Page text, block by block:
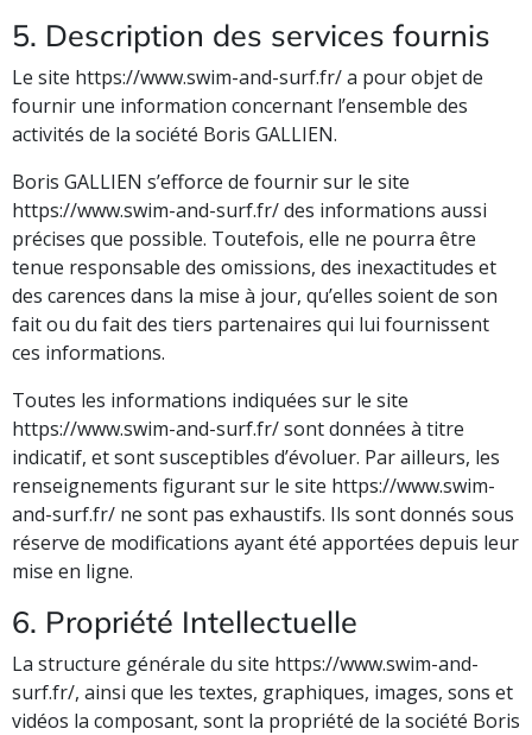
5. Description des services fournis
Le site https://www.swim-and-surf.fr/ a pour objet de
fournir une information concernant l’ensemble des
activités de la société Boris GALLIEN.
Boris GALLIEN s’efforce de fournir sur le site
https://www.swim-and-surf.fr/ des informations aussi
précises que possible. Toutefois, elle ne pourra être
tenue responsable des omissions, des inexactitudes et
des carences dans la mise à jour, qu’elles soient de son
fait ou du fait des tiers partenaires qui lui fournissent
ces informations.
Toutes les informations indiquées sur le site
https://www.swim-and-surf.fr/ sont données à titre
indicatif, et sont susceptibles d’évoluer. Par ailleurs, les
renseignements figurant sur le site https://www.swim-
and-surf.fr/ ne sont pas exhaustifs. Ils sont donnés sous
réserve de modifications ayant été apportées depuis leur
mise en ligne.
6. Propriété Intellectuelle
La structure générale du site https://www.swim-and-
surf.fr/, ainsi que les textes, graphiques, images, sons et
vidéos la composant, sont la propriété de la société Boris